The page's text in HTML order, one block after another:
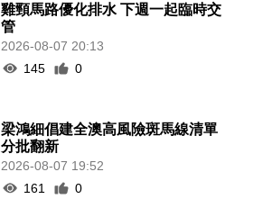
雞頸馬路優化排水 下週一起臨時交
管
2026-08-07 20:13
145
0
梁鴻細倡建全澳高風險斑馬線清單
分批翻新
2026-08-07 19:52
161
0